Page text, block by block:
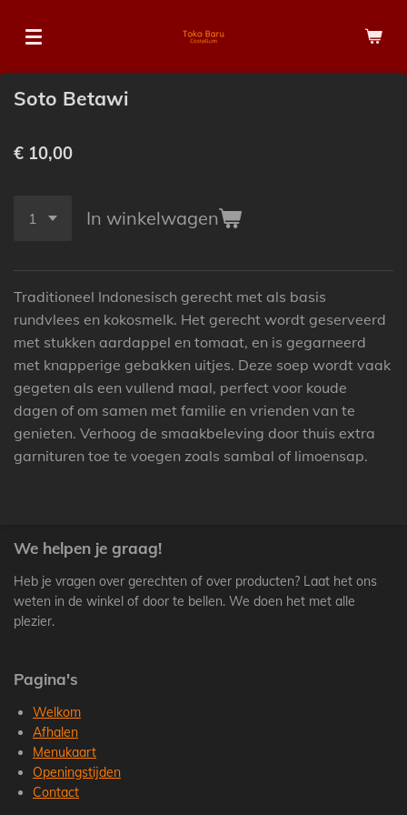
direct
hoofdinhoud
Soto Betawi
€ 10,00
In winkelwagen
Traditioneel Indonesisch gerecht met als basis
rundvlees en kokosmelk. Het gerecht wordt geserveerd
met stukken aardappel en tomaat, en is gegarneerd
met knapperige gebakken uitjes. Deze soep wordt vaak
gegeten als een vullend maal, perfect voor koude
dagen of om samen met familie en vrienden van te
genieten. Verhoog de smaakbeleving door thuis extra
garnituren toe te voegen zoals sambal of limoensap.
We helpen je graag!
Heb je vragen over gerechten of over producten? Laat het ons
weten in de winkel of door te bellen. We doen het met alle
plezier.
Pagina's
Welkom
Afhalen
Menukaart
Openingstijden
Contact